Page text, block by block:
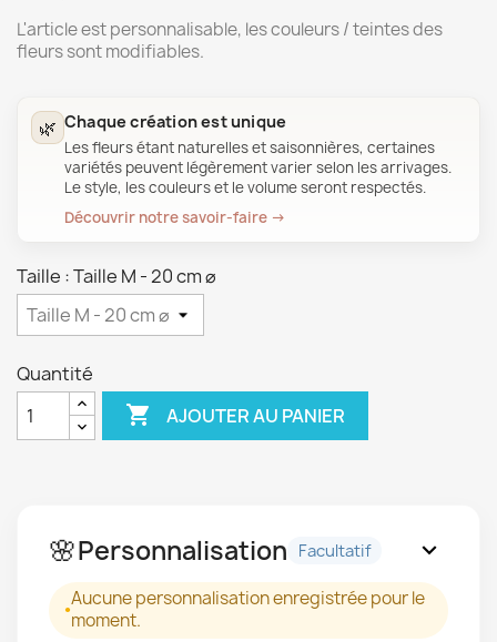
L'article est personnalisable, les couleurs / teintes des
fleurs sont modifiables.
🌿 Chaque création est unique
Les fleurs étant naturelles et saisonnières, certaines
variétés peuvent légèrement varier selon les arrivages.
Le style, les couleurs et le volume seront respectés.
Découvrir notre savoir-faire →
Taille : Taille M - 20 cm ⌀
Quantité
 AJOUTER AU PANIER
🌸Personnalisation Facultatif expand_more
Aucune personnalisation enregistrée pour le
moment.